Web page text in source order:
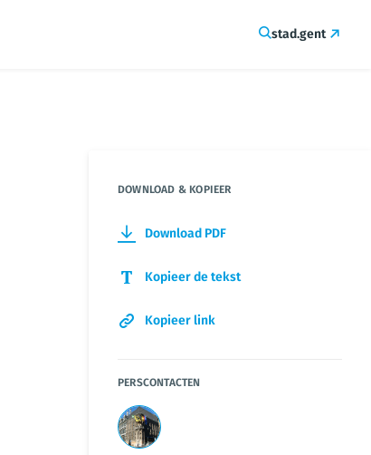
stad.gent
DOWNLOAD & KOPIEER
Download PDF
Kopieer de tekst
Kopieer link
PERSCONTACTEN